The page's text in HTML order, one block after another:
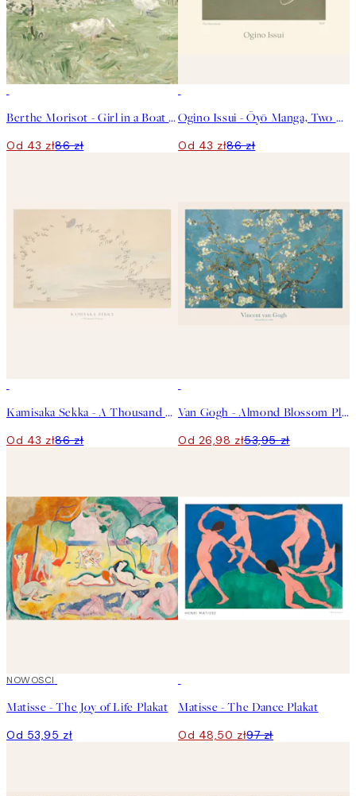
Berthe Morisot - Girl in a Boat with Geese Plakat
Od 43 zł86 zł
Ogino Issui - Ōyō Manga, Two Birds Plakat
Od 43 zł86 zł
Kamisaka Sekka - A Thousand Grasses Pl.09 Plakat
Od 43 zł86 zł
Van Gogh - Almond Blossom Plakat
Od 26,98 zł53,95 zł
NOWOSCI
Matisse - The Joy of Life Plakat
Od 53,95 zł
Matisse - The Dance Plakat
Od 48,50 zł97 zł